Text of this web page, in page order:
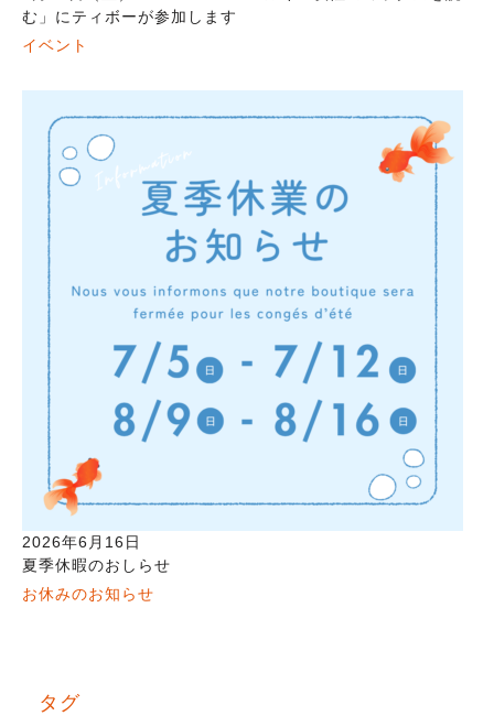
む」にティボーが参加します
イベント
2026年6月16日
夏季休暇のおしらせ
お休みのお知らせ
タグ